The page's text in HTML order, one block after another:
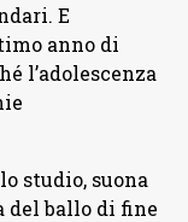
E
anno di
l’adolescenza
studio, suona
del ballo di fine